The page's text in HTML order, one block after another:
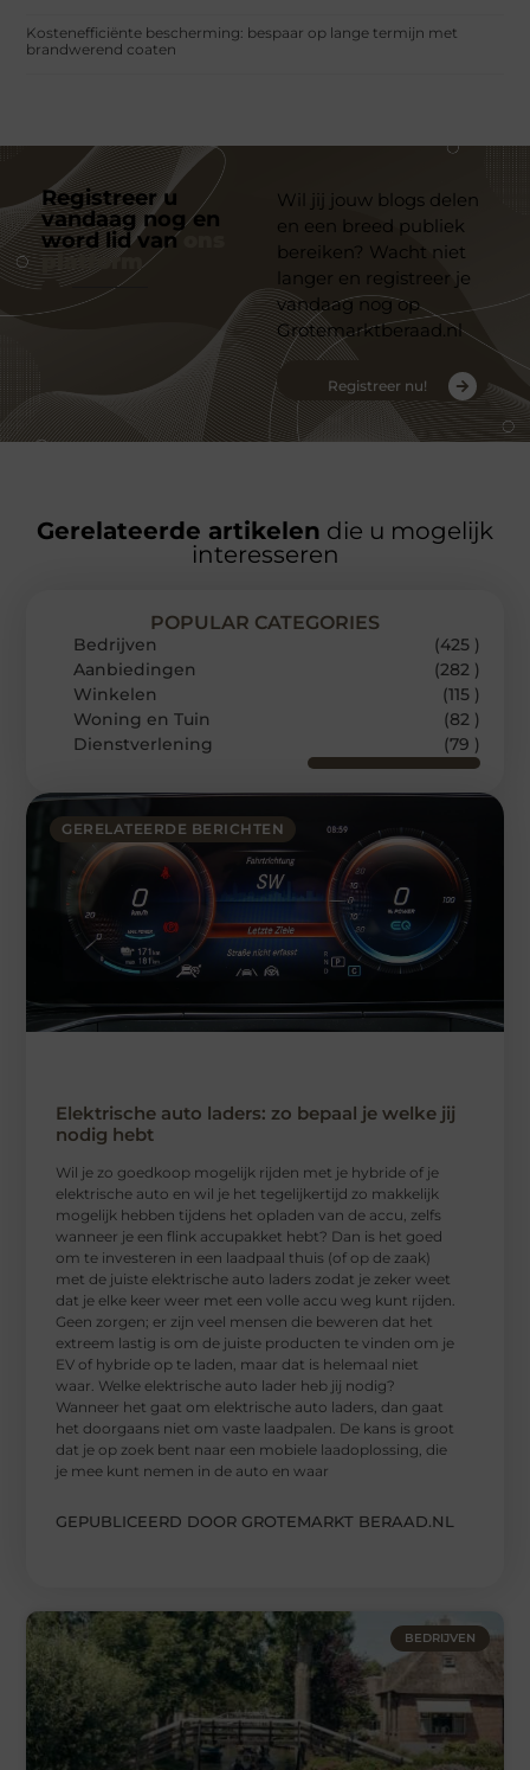
Kostenefficiënte bescherming: bespaar op lange termijn met
brandwerend coaten
Registreer u
vandaag nog en
word lid van
platform
Wil jij jouw blogs delen
en een breed publiek
bereiken? Wacht niet
langer en registreer je
vandaag nog op
Grotemarktberaad.nl
Registreer nu!
Gerelateerde artikelen die u mogelijk
interesseren
GERELATEERDE BERICHTEN
Elektrische auto laders: zo bepaal je welke jij
nodig hebt
Wil je zo goedkoop mogelijk rijden met je hybride of je
elektrische auto en wil je het tegelijkertijd zo makkelijk
mogelijk hebben tijdens het opladen van de accu, zelfs
wanneer je een flink accupakket hebt? Dan is het goed
om te investeren in een laadpaal thuis (of op de zaak)
met de juiste elektrische auto laders zodat je zeker weet
dat je elke keer weer met een volle accu weg kunt rijden.
Geen zorgen; er zijn veel mensen die beweren dat het
extreem lastig is om de juiste producten te vinden om je
EV of hybride op te laden, maar dat is helemaal niet
waar. Welke elektrische auto lader heb jij nodig?
Wanneer het gaat om elektrische auto laders, dan gaat
het doorgaans niet om vaste laadpalen. De kans is groot
dat je op zoek bent naar een mobiele laadoplossing, die
je mee kunt nemen in de auto en waar
GEPUBLICEERD DOOR GROTEMARKT BERAAD.NL
POPULAR CATEGORIES
Bedrijven
(425 )
Aanbiedingen
(282 )
Winkelen
(115 )
Woning en Tuin
(82 )
Dienstverlening
(79 )
BEDRIJVEN